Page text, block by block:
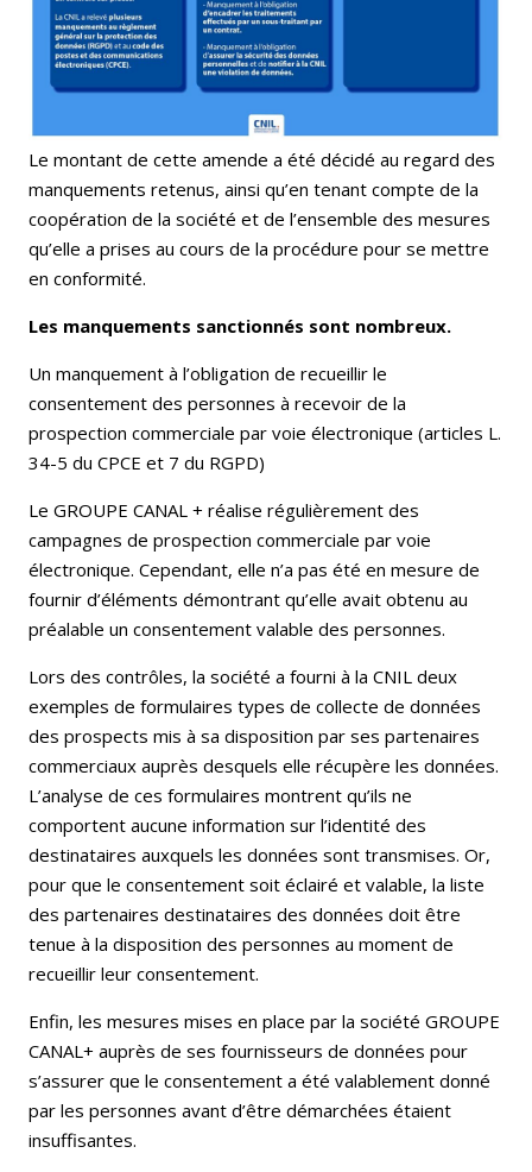
Le montant de cette amende a été décidé au regard des
manquements retenus, ainsi qu’en tenant compte de la
coopération de la société et de l’ensemble des mesures
qu’elle a prises au cours de la procédure pour se mettre
en conformité.
Les manquements sanctionnés sont nombreux.
Un manquement à l’obligation de recueillir le
consentement des personnes à recevoir de la
prospection commerciale par voie électronique (articles L.
34-5 du CPCE et 7 du RGPD)
Le GROUPE CANAL + réalise régulièrement des
campagnes de prospection commerciale par voie
électronique. Cependant, elle n’a pas été en mesure de
fournir d’éléments démontrant qu’elle avait obtenu au
préalable un consentement valable des personnes.
Lors des contrôles, la société a fourni à la CNIL deux
exemples de formulaires types de collecte de données
des prospects mis à sa disposition par ses partenaires
commerciaux auprès desquels elle récupère les données.
L’analyse de ces formulaires montrent qu’ils ne
comportent aucune information sur l’identité des
destinataires auxquels les données sont transmises. Or,
pour que le consentement soit éclairé et valable, la liste
des partenaires destinataires des données doit être
tenue à la disposition des personnes au moment de
recueillir leur consentement.
Enfin, les mesures mises en place par la société GROUPE
CANAL+ auprès de ses fournisseurs de données pour
s’assurer que le consentement a été valablement donné
par les personnes avant d’être démarchées étaient
insuffisantes.